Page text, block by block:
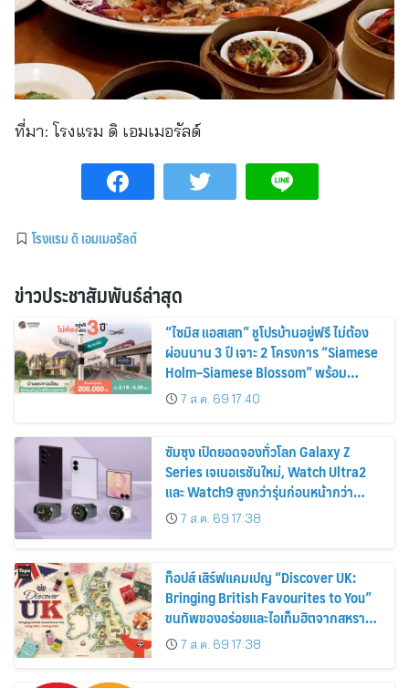
ที่มา: โรงแรม ดิ เอมเมอรัลด์
โรงแรม ดิ เอมเมอรัลด์
ข่าวประชาสัมพันธ์ล่าสุด
“ไซมิส แอสเสท” ชูโปรบ้านอยู่ฟรี ไม่ต้อง
ผ่อนนาน 3 ปี เจาะ 2 โครงการ “Siamese
Holm–Siamese Blossom” พร้อม
ส่วนลดและสิทธิพิเศษถึง 31 สิงหาคม
2569
7 ส.ค. 69 17:40
ซัมซุง เปิดยอดจองทั่วโลก Galaxy Z
Series เจเนอเรชันใหม่, Watch Ultra2
และ Watch9 สูงกว่ารุ่นก่อนหน้ากว่า
30%7 ส.ค. 69 17:38
ท็อปส์ เสิร์ฟแคมเปญ “Discover UK:
Bringing British Favourites to You”
ขนทัพของอร่อยและไอเท็มฮิตจากสหราช
อาณาจักร ส่งตรงถึงมือตั้งแต่วันนี้ – 18
สิงหาคมนี้
7 ส.ค. 69 17:38